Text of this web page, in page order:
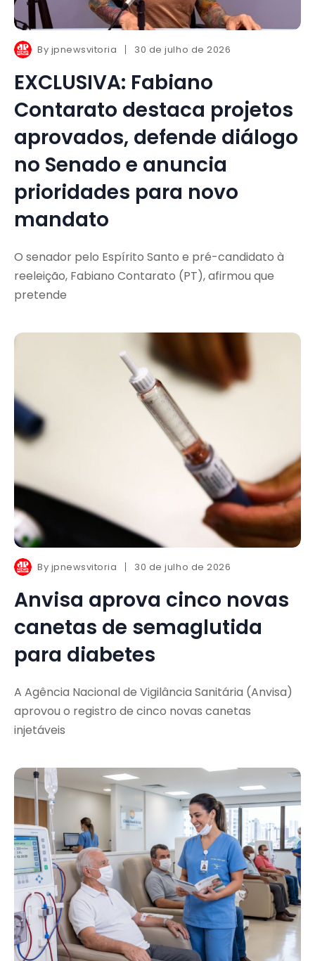
By jpnewsvitoria 30 de julho de 2026
EXCLUSIVA: Fabiano
Contarato destaca projetos
aprovados, defende diálogo
no Senado e anuncia
prioridades para novo
mandato
O senador pelo Espírito Santo e pré-candidato à
reeleição, Fabiano Contarato (PT), afirmou que
pretende
By jpnewsvitoria 30 de julho de 2026
Anvisa aprova cinco novas
canetas de semaglutida
para diabetes
A Agência Nacional de Vigilância Sanitária (Anvisa)
aprovou o registro de cinco novas canetas
injetáveis